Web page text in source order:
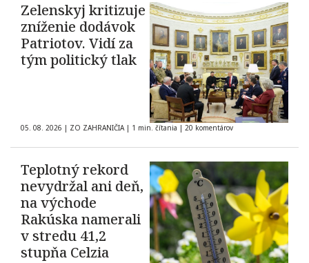
Zelenskyj kritizuje
zníženie dodávok
Patriotov. Vidí za
tým politický tlak
05. 08. 2026 | ZO ZAHRANIČIA | 1 min. čítania | 20 komentárov
Teplotný rekord
nevydržal ani deň,
na východe
Rakúska namerali
v stredu 41,2
stupňa Celzia